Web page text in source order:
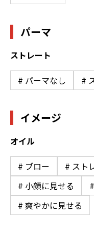
パーマ
ストレート
# パーマなし #
イメージ
オイル
# ブロー
# スト
# 小顔に見せる
# 爽やかに見せる